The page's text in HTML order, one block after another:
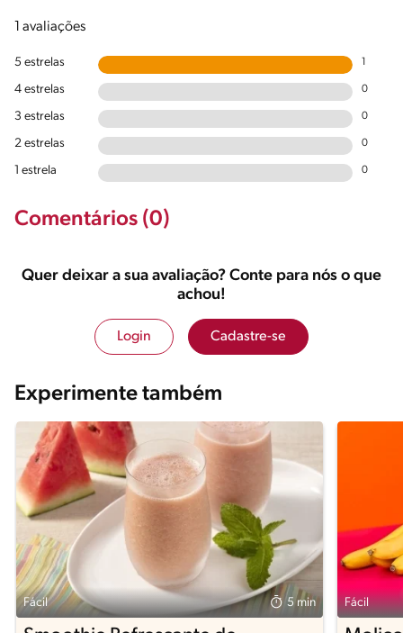
1 avaliações
5 estrelas
4 estrelas 0
3 estrelas 0
2 estrelas 0
1 estrela 0
Comentários (0)
Quer deixar a sua avaliação? Conte para nós o que
achou!
Login Cadastre-se
Experimente também
Fácil 5 min Fácil